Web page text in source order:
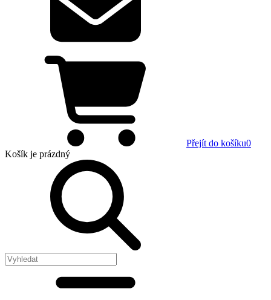
Přejít do košíku0
Košík je prázdný